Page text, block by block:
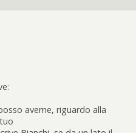
averne, riguardo alla